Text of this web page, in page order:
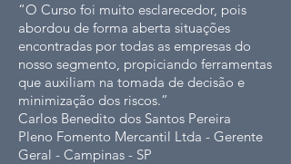
“O Curso foi muito esclarecedor, pois
abordou de forma aberta situações
encontradas por todas as empresas do
nosso segmento, propiciando ferramentas
que auxiliam na tomada de decisão e
minimização dos riscos.”
Carlos Benedito dos Santos Pereira
Pleno Fomento Mercantil Ltda - Gerente
Geral - Campinas - SP